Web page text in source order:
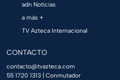
adn Noticias
a más +
TV Azteca Internacional
CONTACTO
contacto@tvazteca.com
55 1720 1313 | Conmutador